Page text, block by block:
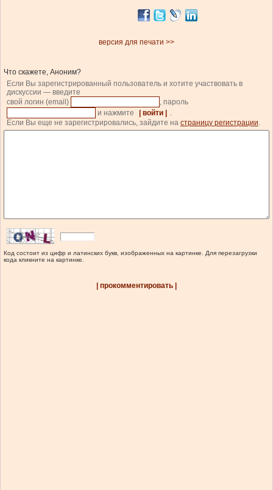
версия для печати >>
Что скажете, Аноним?
Если Вы зарегистрированный пользователь и хотите участвовать в
дискуссии — введите
свой логин (email)
, пароль
и нажмите
| войти |
.
Если Вы еще не зарегистрировались, зайдите на страницу регистрации.
Код состоит из цифр и латинских букв, изображенных на картинке. Для перезагрузки
кода кликните на картинке.
| прокомментировать |